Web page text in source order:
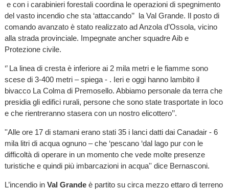
e con i carabinieri forestali coordina le operazioni di spegnimento
del vasto incendio che sta ‘attaccando’’ la Val Grande. Il posto di
comando avanzato è stato realizzato ad Anzola d’Ossola, vicino
alla strada provinciale. Impegnate ancher squadre Aib e
Protezione civile.
‘’ La linea di cresta è inferiore ai 2 mila metri e le fiamme sono
scese di 3-400 metri – spiega - . Ieri e oggi hanno lambito il
bivacco La Colma di Premosello. Abbiamo personale da terra che
presidia gli edifici rurali, persone che sono state trasportate in loco
e che rientreranno stasera con un nostro elicottero’’.
''Alle ore 17 di stamani erano stati 35 i lanci datti dai Canadair - 6
mila litri di acqua ognuno – che ‘pescano ‘dal lago pur con le
difficoltà di operare in un momento che vede molte presenze
turistiche e quindi più imbarcazioni in acqua'' dice Bernasconi.
L’incendio in Val Grandeè partito su circa mezzo ettaro di terreno